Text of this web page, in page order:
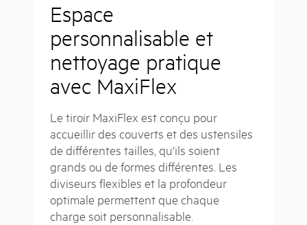
Espace
personnalisable et
nettoyage pratique
avec MaxiFlex
Le tiroir MaxiFlex est conçu pour
accueillir des couverts et des ustensiles
de différentes tailles, qu'ils soient
grands ou de formes différentes. Les
diviseurs flexibles et la profondeur
optimale permettent que chaque
charge soit personnalisable.